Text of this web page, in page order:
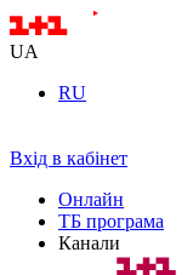
UA
RU
Вхід в кабінет
Онлайн
ТБ програма
Канали